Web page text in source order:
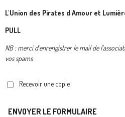
L'Union des Pirates d'Amour et
PULL
NB : merci d'enrengistrer le mail de
vos spams
Recevoir une copie
ENVOYER LE FORMULAIRE